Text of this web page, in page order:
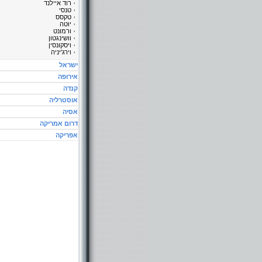
רוד איילנד
טנסי
טקסס
יוטה
ורמונט
וושינגטון
ויסקונסין
וירג'יניה
ישראל
אירופה
קנדה
אוסטרליה
אסיה
דרום אמריקה
אפריקה